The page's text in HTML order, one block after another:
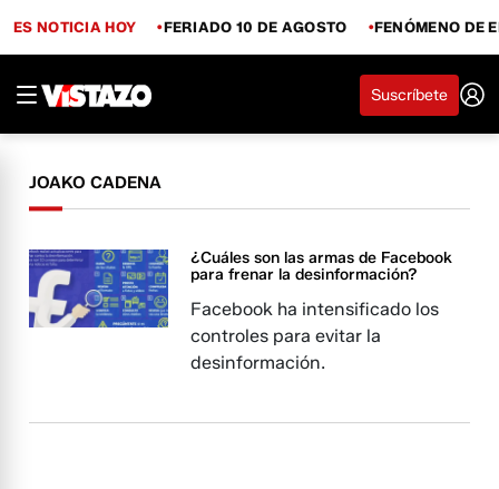
ES NOTICIA HOY FERIADO 10 DE AGOSTO FENÓMENO DE
Suscríbete
JOAKO CADENA
¿Cuáles son las armas de Facebook
para frenar la desinformación?
Facebook ha intensificado los
controles para evitar la
desinformación.